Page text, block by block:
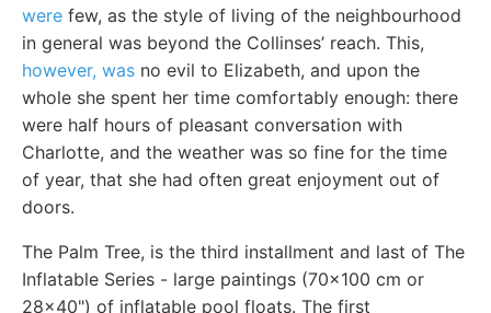
were few, as the style of living of the neighbourhood
in general was beyond the Collinses’ reach. This,
however, was no evil to Elizabeth, and upon the
whole she spent her time comfortably enough: there
were half hours of pleasant conversation with
Charlotte, and the weather was so fine for the time
of year, that she had often great enjoyment out of
doors.
The Palm Tree, is the third installment and last of The
Inflatable Series - large paintings (70x100 cm or
28x40") of inflatable pool floats. The first